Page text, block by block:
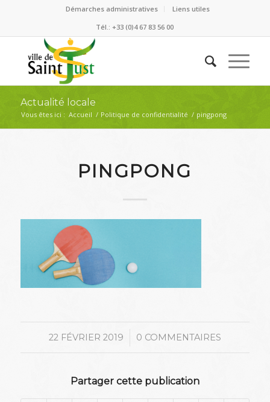
Démarches administratives
Liens utiles
Tél.: +33 (0)4 67 83 56 00
Actualité locale
Vous êtes ici : Accueil / Politique de confidentialité / pingpong
PINGPONG
22 FÉVRIER 2019
/ 0 COMMENTAIRES
Partager cette publication